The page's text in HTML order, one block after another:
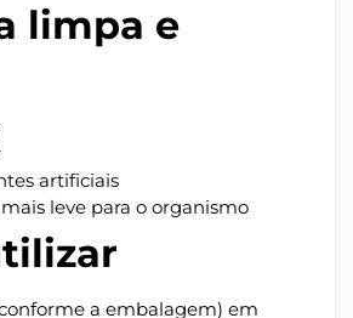
limpa e
artificiais
leve para o organismo
a embalagem) em